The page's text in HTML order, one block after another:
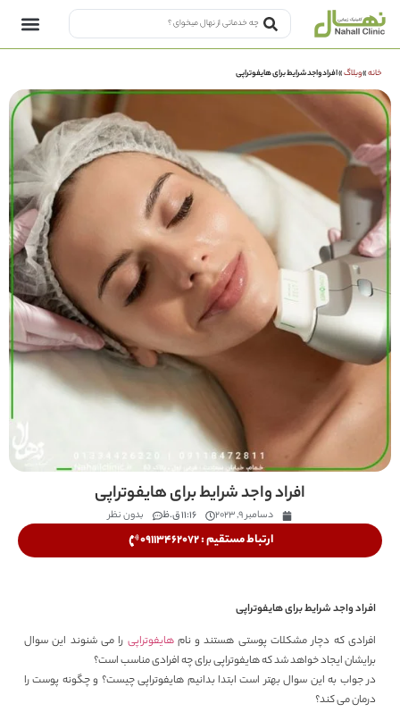
خانه»وبلاگ»افراد واجد شرایط برای هایفوتراپی
افراد واجد شرایط برای هایفوتراپی
دسامبر 9, 2023 11:16 ق.ظ بدون نظر
ارتباط مستقیم : 09113462072
افراد واجد شرایط برای هایفوتراپی
افرادی که دچار مشکلات پوستی هستند و نامهایفوتراپی را می شنوند این سوال
برایشان ایجاد خواهد شد که هایفوتراپی برای چه افرادی مناسب است؟
در جواب به این سوال بهتر است ابتدا بدانیم هایفوتراپی چیست؟ و چگونه پوست را
درمان می کند؟